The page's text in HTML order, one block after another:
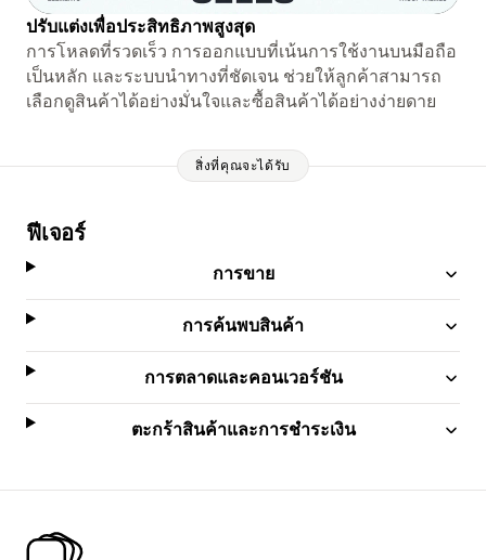
ปรับแต่งเพื่อประสิทธิภาพสูงสุด
การโหลดที่รวดเร็ว การออกแบบที่เน้นการใช้งานบนมือถือ
เป็นหลัก และระบบนำทางที่ชัดเจน ช่วยให้ลูกค้าสามารถ
เลือกดูสินค้าได้อย่างมั่นใจและซื้อสินค้าได้อย่างง่ายดาย
สิ่งที่คุณจะได้รับ
ฟีเจอร์
การขาย
การค้นพบสินค้า
การตลาดและคอนเวอร์ชัน
ตะกร้าสินค้าและการชำระเงิน